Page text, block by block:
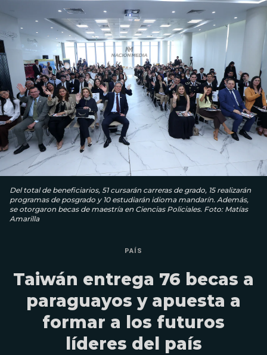
Del total de beneficiarios, 51 cursarán carreras de grado, 15 realizarán
programas de posgrado y 10 estudiarán idioma mandarín. Además,
se otorgaron becas de maestría en Ciencias Policiales. Foto: Matías
Amarilla
PAÍS
Taiwán entrega 76 becas a
paraguayos y apuesta a
formar a los futuros
líderes del país